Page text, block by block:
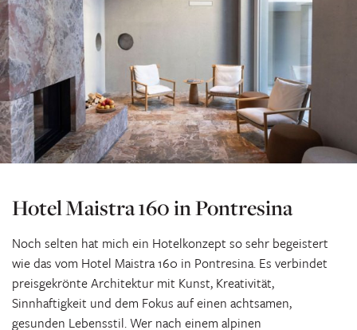
Hotel Maistra 160 in Pontresina
Noch selten hat mich ein Hotelkonzept so sehr begeistert
wie das vom Hotel Maistra 160 in Pontresina. Es verbindet
preisgekrönte Architektur mit Kunst, Kreativität,
Sinnhaftigkeit und dem Fokus auf einen achtsamen,
gesunden Lebensstil. Wer nach einem alpinen